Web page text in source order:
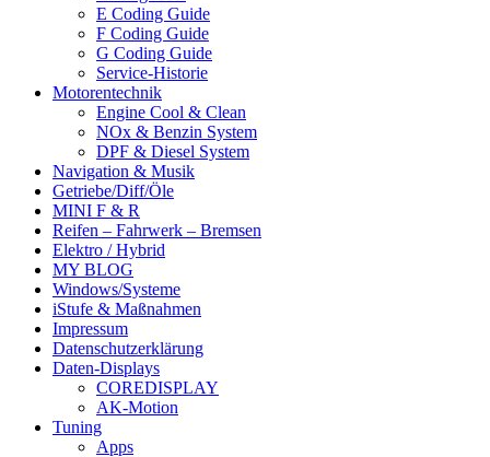
E Coding Guide
F Coding Guide
G Coding Guide
Service-Historie
Motorentechnik
Engine Cool & Clean
NOx & Benzin System
DPF & Diesel System
Navigation & Musik
Getriebe/Diff/Öle
MINI F & R
Reifen – Fahrwerk – Bremsen
Elektro / Hybrid
MY BLOG
Windows/Systeme
iStufe & Maßnahmen
Impressum
Datenschutzerklärung
Daten-Displays
COREDISPLAY
AK-Motion
Tuning
Apps